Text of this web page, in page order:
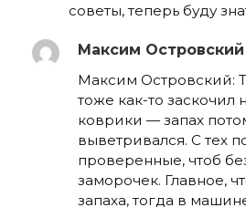
советы, теперь буду
Максим Островский
Максим Островский:
тоже как-то
коврики — запах
выветривался. С тех
проверенные, чтоб
заморочек. Главное,
запаха, тогда в